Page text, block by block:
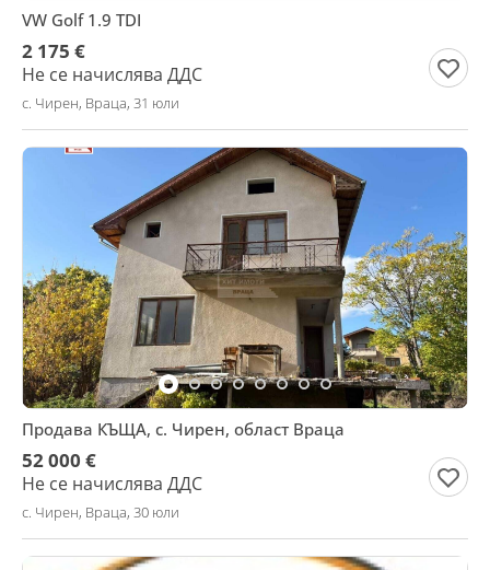
VW Golf 1.9 TDI
2 175 €
Не се начислява ДДС
с. Чирен, Враца, 31 юли
Продава КЪЩА, с. Чирен, област Враца
52 000 €
Не се начислява ДДС
с. Чирен, Враца, 30 юли